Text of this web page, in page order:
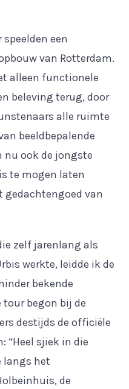
speelden een
van Rotterdam.
alleen functionele
beleving terug, door
alle ruimte
beeldbepalende
nu ook de jongste
te mogen laten
gedachtengoed van
zelf jarenlang als
werkte, leidde ik de
bekende
tour begon bij de
destijds de officiële
“Heel sjiek in die
langs het
de